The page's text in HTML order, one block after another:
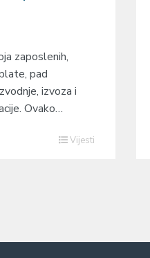
zaposlenih,
pad
izvoza i
Ovako…
Vijesti